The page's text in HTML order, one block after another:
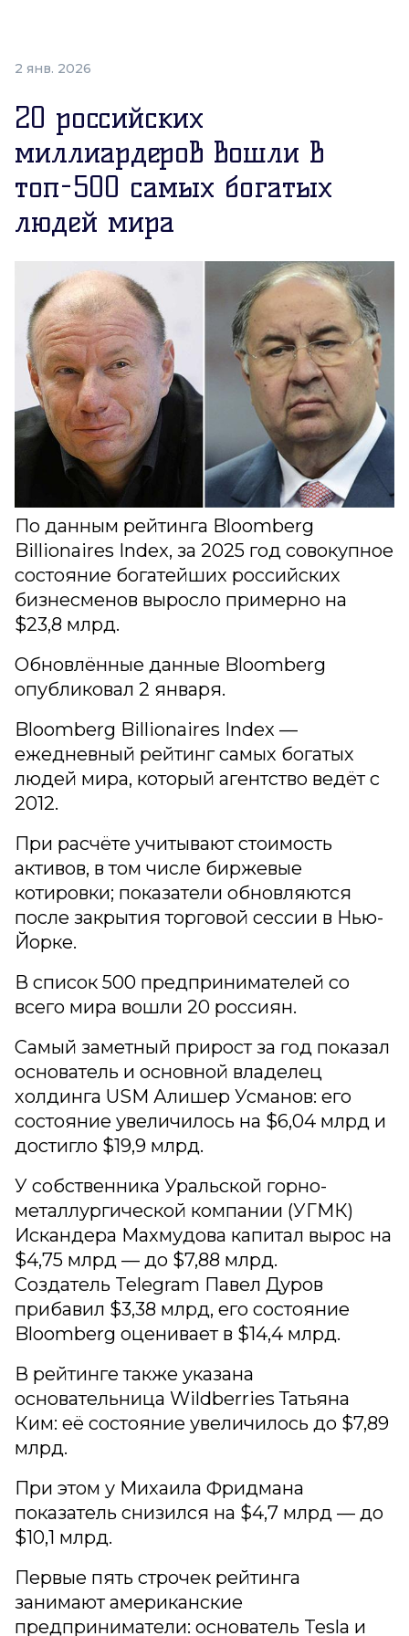
2 янв. 2026
20 российских
миллиардеров вошли в
топ-500 самых богатых
людей мира
По данным рейтинга Bloomberg
Billionaires Index, за 2025 год совокупное
состояние богатейших российских
бизнесменов выросло примерно на
$23,8 млрд.
Обновлённые данные Bloomberg
опубликовал 2 января.
Bloomberg Billionaires Index —
ежедневный рейтинг самых богатых
людей мира, который агентство ведёт с
2012.
При расчёте учитывают стоимость
активов, в том числе биржевые
котировки; показатели обновляются
после закрытия торговой сессии в Нью-
Йорке.
В список 500 предпринимателей со
всего мира вошли 20 россиян.
Самый заметный прирост за год показал
основатель и основной владелец
холдинга USM Алишер Усманов: его
состояние увеличилось на $6,04 млрд и
достигло $19,9 млрд.
У собственника Уральской горно-
металлургической компании (УГМК)
Искандера Махмудова капитал вырос на
$4,75 млрд — до $7,88 млрд.
Создатель Telegram Павел Дуров
прибавил $3,38 млрд, его состояние
Bloomberg оценивает в $14,4 млрд.
В рейтинге также указана
основательница Wildberries Татьяна
Ким: её состояние увеличилось до $7,89
млрд.
При этом у Михаила Фридмана
показатель снизился на $4,7 млрд — до
$10,1 млрд.
Первые пять строчек рейтинга
занимают американские
предприниматели: основатель Tesla и